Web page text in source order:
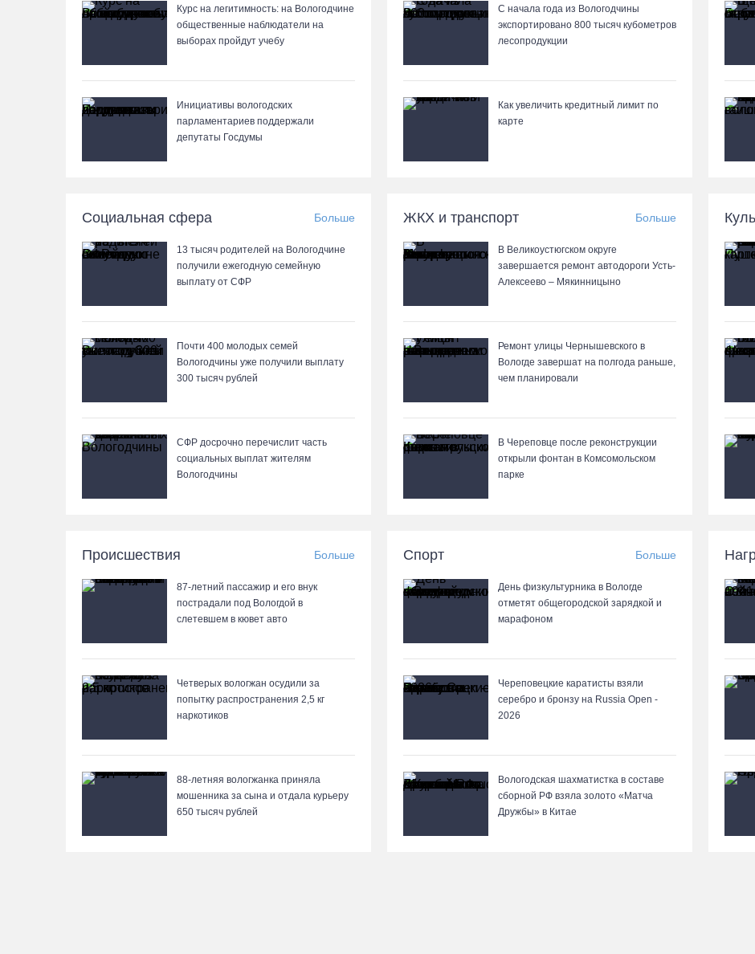
В
На
Курс на легитимность: на Вологодчине
общественные наблюдатели на
выборах пройдут учебу
Инициативы вологодских
парламентариев поддержали
депутаты Госдумы
С начала года из Вологодчины
экспортировано 800 тысяч кубометров
лесопродукции
Как увеличить кредитный лимит по
карте
Социальная сфера Больше
13 тысяч родителей на Вологодчине
получили ежегодную семейную
выплату от СФР
Почти 400 молодых семей
Вологодчины уже получили выплату
300 тысяч рублей
СФР досрочно перечислит часть
социальных выплат жителям
Вологодчины
ЖКХ и транспорт Больше
В Великоустюгском округе
завершается ремонт автодороги Усть-
Алексеево – Мякинницыно
Ремонт улицы Чернышевского в
Вологде завершат на полгода раньше,
чем планировали
В Череповце после реконструкции
открыли фонтан в Комсомольском
парке
Происшествия Больше
87-летний пассажир и его внук
пострадали под Вологдой в
слетевшем в кювет авто
Четверых вологжан осудили за
попытку распространения 2,5 кг
наркотиков
88-летняя вологжанка приняла
мошенника за сына и отдала курьеру
650 тысяч рублей
Спорт Больше
День физкультурника в Вологде
отметят общегородской зарядкой и
марафоном
Череповецкие каратисты взяли
серебро и бронзу на Russia Open -
2026
Вологодская шахматистка в составе
сборной РФ взяла золото «Матча
Дружбы» в Китае